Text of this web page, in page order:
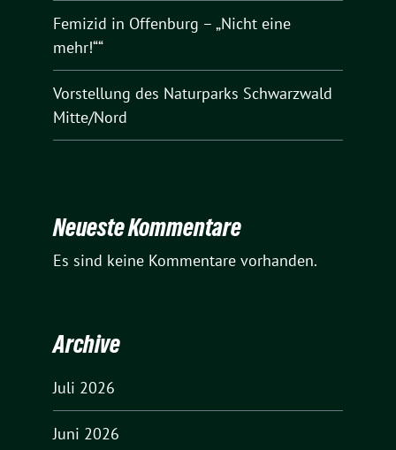
Femizid in Offenburg – „Nicht eine
mehr!““
Vorstellung des Naturparks Schwarzwald
Mitte/Nord
Neueste Kommentare
Es sind keine Kommentare vorhanden.
Archive
Juli 2026
Juni 2026